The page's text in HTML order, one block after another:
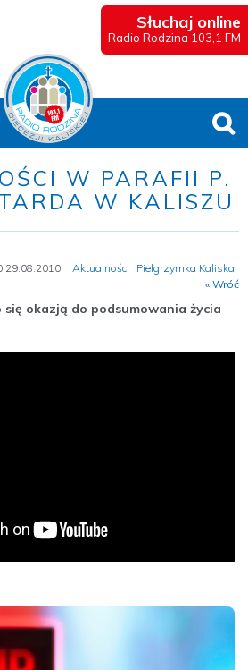
Słuchaj online
Radio Rodzina 103,1 FM
W PARAFII P.
W KALISZU
29.08.2010 Aktualności
Pielgrzymka Kaliska
« Wróć
się okazją do podsumowania życia